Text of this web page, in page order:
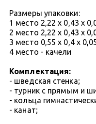
Размеры упаковки:
1 место 2,22 х 0,43 х
2 место 2,22 х 0,43 х
3 место 0,55 х 0,4 х
4 место - качели
Комплектация:
- шведская стенка;
- турник с прямым и
- кольца
- канат;